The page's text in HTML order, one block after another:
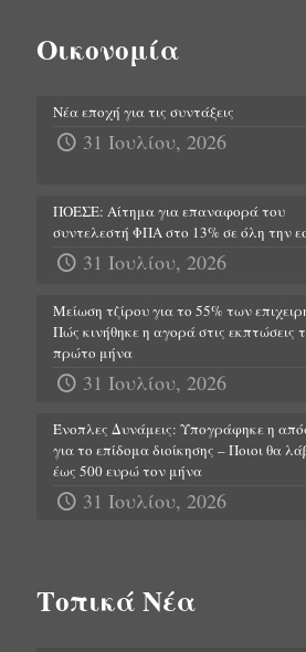
Οικονομία
Νέα εποχή για τις συντάξεις
31 Ιουλίου, 2026
ΠΟΕΣΕ: Αίτημα για επαναφορά του
συντελεστή ΦΠΑ στο 13% σε όλη την
31 Ιουλίου, 2026
Μείωση τζίρου για το 55% των
Πώς κινήθηκε η αγορά στις εκπτώσεις
πρώτο μήνα
31 Ιουλίου, 2026
Ένοπλες Δυνάμεις: Υπογράφηκε η
για το επίδομα διοίκησης – Ποιοι θα
έως 500 ευρώ τον μήνα
31 Ιουλίου, 2026
Τοπικά Νέα